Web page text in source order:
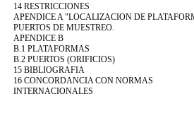
14 RESTRICCIONES
APENDICE A "LOCALIZACION DE
PUERTOS DE MUESTREO.
APENDICE B
B.1 PLATAFORMAS
B.2 PUERTOS (ORIFICIOS)
15 BIBLIOGRAFIA
16 CONCORDANCIA CON NORMAS
INTERNACIONALES